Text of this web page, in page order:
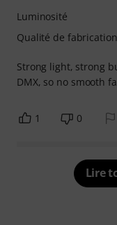
Strong light, strong
DMX, so no smooth
Luminosité
Qualité de fabrication
1 0
Lire